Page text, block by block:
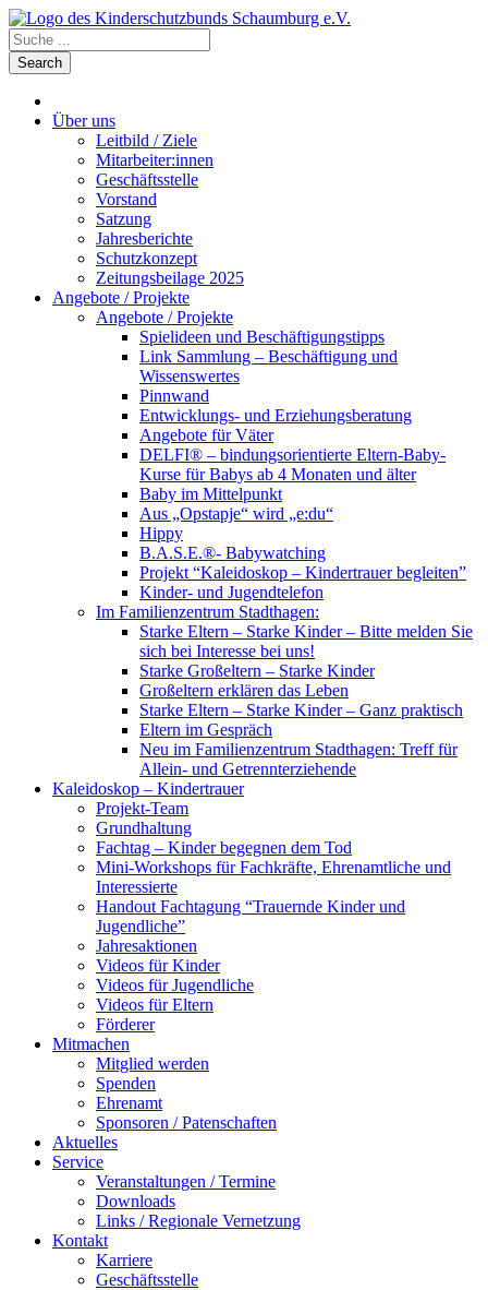
Über uns
Leitbild / Ziele
Mitarbeiter:innen
Geschäftsstelle
Vorstand
Satzung
Jahresberichte
Schutzkonzept
Zeitungsbeilage 2025
Angebote / Projekte
Angebote / Projekte
Spielideen und Beschäftigungstipps
Link Sammlung – Beschäftigung und
Wissenswertes
Pinnwand
Entwicklungs- und Erziehungsberatung
Angebote für Väter
DELFI® – bindungsorientierte Eltern-Baby-
Kurse für Babys ab 4 Monaten und älter
Baby im Mittelpunkt
Aus „Opstapje“ wird „e:du“
Hippy
B.A.S.E.®- Babywatching
Projekt “Kaleidoskop – Kindertrauer begleiten”
Kinder- und Jugendtelefon
Im Familienzentrum Stadthagen:
Starke Eltern – Starke Kinder – Bitte melden Sie
sich bei Interesse bei uns!
Starke Großeltern – Starke Kinder
Großeltern erklären das Leben
Starke Eltern – Starke Kinder – Ganz praktisch
Eltern im Gespräch
Neu im Familienzentrum Stadthagen: Treff für
Allein- und Getrennterziehende
Kaleidoskop – Kindertrauer
Projekt-Team
Grundhaltung
Fachtag – Kinder begegnen dem Tod
Mini-Workshops für Fachkräfte, Ehrenamtliche und
Interessierte
Handout Fachtagung “Trauernde Kinder und
Jugendliche”
Jahresaktionen
Videos für Kinder
Videos für Jugendliche
Videos für Eltern
Förderer
Mitmachen
Mitglied werden
Spenden
Ehrenamt
Sponsoren / Patenschaften
Aktuelles
Service
Veranstaltungen / Termine
Downloads
Links / Regionale Vernetzung
Kontakt
Karriere
Geschäftsstelle